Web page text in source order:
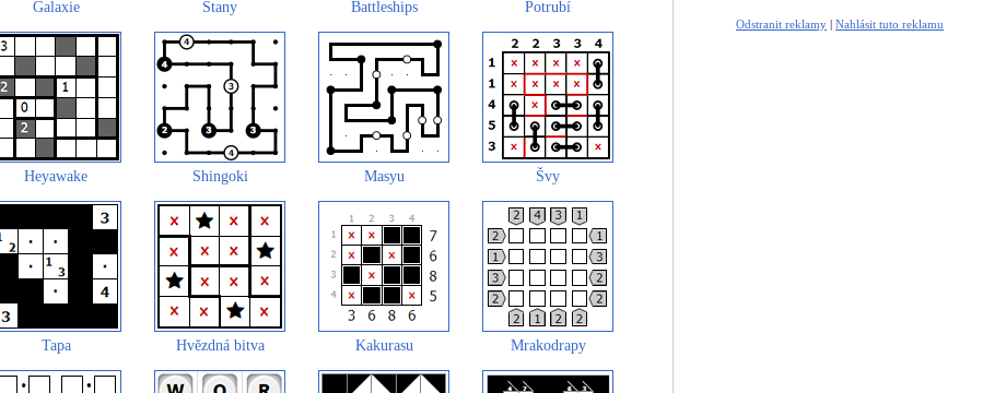
Galaxie Stany Battleships Potrubí
Heyawake Shingoki Masyu Švy
Tapa Hvězdná bitva Kakurasu Mrakodrapy
Odstranit reklamy | Nahlásit tuto reklamu